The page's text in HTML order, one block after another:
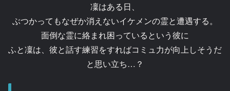
凜はある日、
ぶつかってもなぜか消えないイケメンの霊と遭遇する。
面倒な霊に絡まれ困っているという彼に
ふと凜は、彼と話す練習をすればコミュ力が向上しそうだ
と思い立ち…？